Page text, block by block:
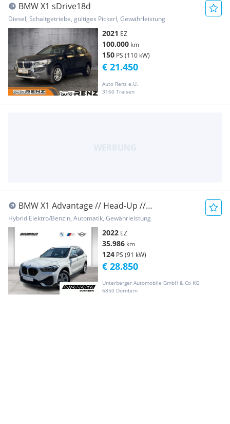
BMW X1 sDrive18d
Diesel, Schaltgetriebe, gültiges Pickerl, Gewährleistung
2021 EZ
100.000 km
150 PS (110 kW)
Auto Renz e.U.
3160 Traisen
€ 21.450
BMW X1 Advantage // Head-Up //
Rückfahrkamera // Si...
Hybrid Elektro/Benzin, Automatik, Gewährleistung
2022 EZ
35.986 km
124 PS (91 kW)
Unterberger Automobile GmbH & Co KG
6850 Dornbirn
€ 28.850